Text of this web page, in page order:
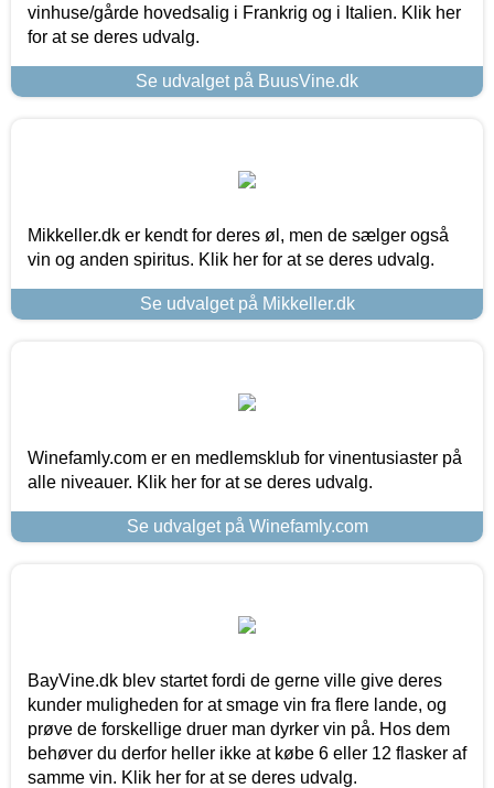
vinhuse/gårde hovedsalig i Frankrig og i Italien. Klik her
for at se deres udvalg.
Se udvalget på BuusVine.dk
Mikkeller.dk er kendt for deres øl, men de sælger også
vin og anden spiritus. Klik her for at se deres udvalg.
Se udvalget på Mikkeller.dk
Winefamly.com er en medlemsklub for vinentusiaster på
alle niveauer. Klik her for at se deres udvalg.
Se udvalget på Winefamly.com
BayVine.dk blev startet fordi de gerne ville give deres
kunder muligheden for at smage vin fra flere lande, og
prøve de forskellige druer man dyrker vin på. Hos dem
behøver du derfor heller ikke at købe 6 eller 12 flasker af
samme vin. Klik her for at se deres udvalg.